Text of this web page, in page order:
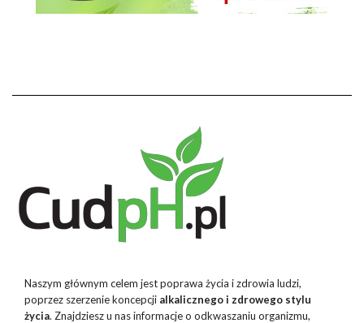
Naszym głównym celem jest poprawa życia i zdrowia ludzi,
poprzez szerzenie koncepcji alkalicznego i zdrowego stylu
życia. Znajdziesz u nas informacje o odkwaszaniu organizmu,